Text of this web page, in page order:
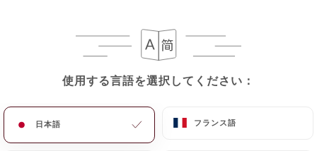
使用する言語を選択してください：
日本語 フランス語
使用する言語を選択してください：
日本語 フランス語